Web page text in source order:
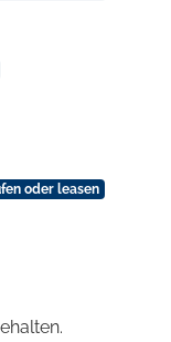
oder leasen